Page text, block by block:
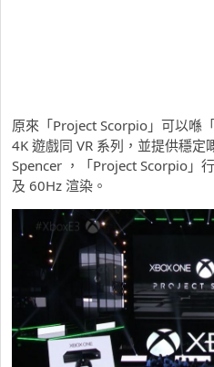
原來「Project Scorpio」可以喺
4K 遊戲同 VR 系列，並提供穩定
Spencer ，「Project Scorpio」
及 60Hz 渲染。